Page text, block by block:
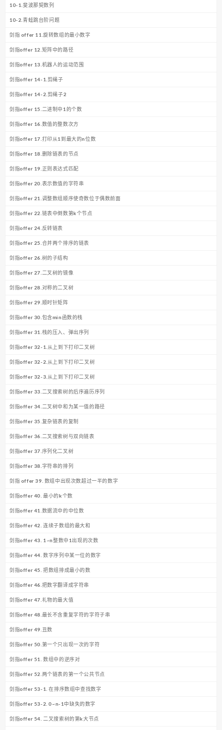
10-1.斐波那契数列
10-2.青蛙跳台阶问题
剑指 offer 11.旋转数组的最小数字
剑指offer 12.矩阵中的路径
剑指offer 13.机器人的运动范围
剑指offer 14-1.剪绳子
剑指offer 14-2.剪绳子2
剑指offer 15.二进制中1的个数
剑指offer 16.数值的整数次方
剑指offer 17.打印从1到最大的n位数
剑指offer 18.删除链表的节点
剑指offer 19.正则表达式匹配
剑指offer 20.表示数值的字符串
剑指offer 21.调整数组顺序使奇数位于偶数前面
剑指offer 22.链表中倒数第k个节点
剑指offer 24.反转链表
剑指offer 25.合并两个排序的链表
剑指offer 26.树的子结构
剑指offer 27.二叉树的镜像
剑指offer 28.对称的二叉树
剑指offer 29.顺时针矩阵
剑指offer 30.包含min函数的栈
剑指offer 31.栈的压入、弹出序列
剑指offer 32-1.从上到下打印二叉树
剑指offer 32-2.从上到下打印二叉树
剑指offer 32-3.从上到下打印二叉树
剑指offer 33.二叉搜索树的后序遍历序列
剑指offer 34.二叉树中和为某一值的路径
剑指offer 35.复杂链表的复制
剑指offer 36.二叉搜索树与双向链表
剑指offer 37.序列化二叉树
剑指offer 38.字符串的排列
剑指 offer 39. 数组中出现次数超过一半的数字
剑指offer 40. 最小的k个数
剑指offer 41.数据流中的中位数
剑指offer 42. 连续子数组的最大和
剑指offer 43. 1~n整数中1出现的次数
剑指offer 44. 数字序列中某一位的数字
剑指offer 45. 把数组排成最小的数
剑指offer 46.把数字翻译成字符串
剑指offer 47.礼物的最大值
剑指offer 48.最长不含重复字符的字符子串
剑指offer 49.丑数
剑指offer 50.第一个只出现一次的字符
剑指offer 51. 数组中的逆序对
剑指offer 52.两个链表的第一个公共节点
剑指offer 53-1. 在排序数组中查找数字
剑指offer 53-2. 0~n-1中缺失的数字
剑指offer 54. 二叉搜索树的第k大节点